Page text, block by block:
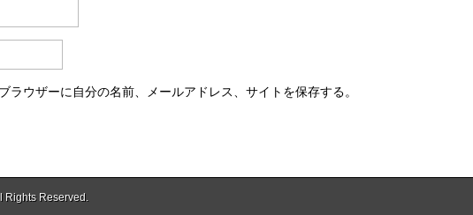
ラウザーに自分の名前、メールアドレス、サイトを保存する。
Rights Reserved.